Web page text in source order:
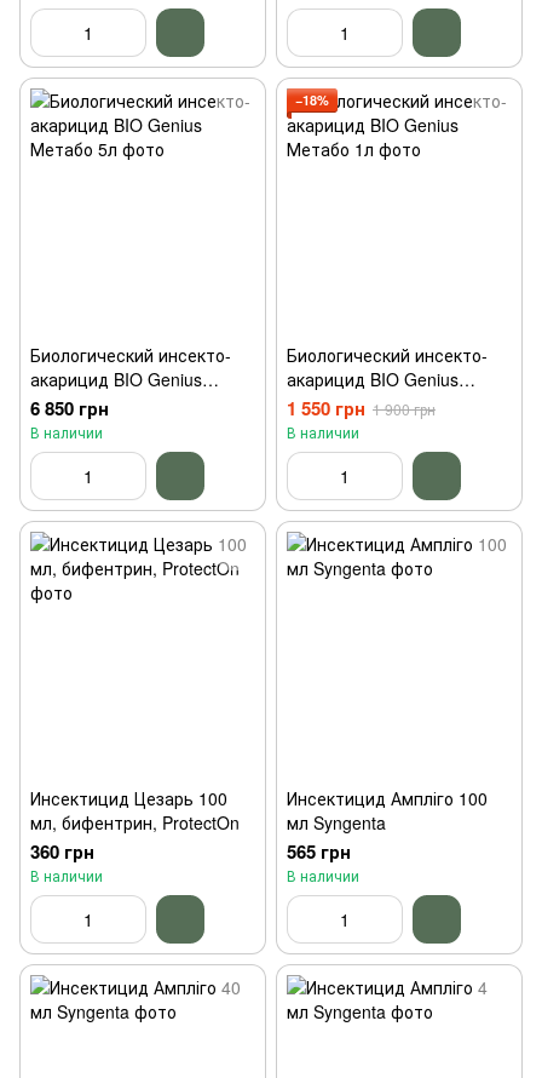
Биологический инсекто-
акарицид BIO Genius
Метабо 5л
6 850 грн
В наличии
−18%
Биологический инсекто-
акарицид BIO Genius
Метабо 1л
1 550 грн 1 900 грн
В наличии
Инсектицид Цезарь 100
мл, бифентрин, ProtectOn
360 грн
В наличии
Инсектицид Ампліго 100
мл Syngenta
565 грн
В наличии